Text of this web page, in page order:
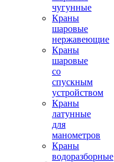
чугунные
Краны
шаровые
нержавеющие
Краны
шаровые
со
спускным
устройством
Краны
латунные
для
манометров
Краны
водоразборные